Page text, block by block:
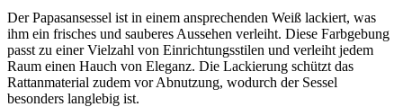
Der Papasansessel ist in einem ansprechenden Weiß lackiert, was
ihm ein frisches und sauberes Aussehen verleiht. Diese Farbgebung
passt zu einer Vielzahl von Einrichtungsstilen und verleiht jedem
Raum einen Hauch von Eleganz. Die Lackierung schützt das
Rattanmaterial zudem vor Abnutzung, wodurch der Sessel
besonders langlebig ist.